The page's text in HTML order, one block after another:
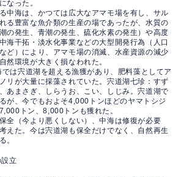
なった。
中海は、かつては広大なアマモ場を有し、サル
る豊富な魚介類の生産の場であったが、水質の
の発生、青潮の発生、硫化水素の発生）や高度
海干拓・淡水化事業などの大型開発行為（人口
ど）により、アマモ場の消滅、水産資源の減少
然環境が大きく損なわれた。
は宍道湖を超える漁獲があり、肥料藻としてア
リが大量に採藻されていた。宍道湖七珍：すず
あまさぎ、しらうお、こい、しじみ。宍道湖で
が、今でもおよそ4,000トンほどのヤマトシジ
トン、8,000トンも獲れた。
全（今より悪くしない）、中海は修復が必要
えた。今は宍道湖も保全だけでなく、自然再生
。
立